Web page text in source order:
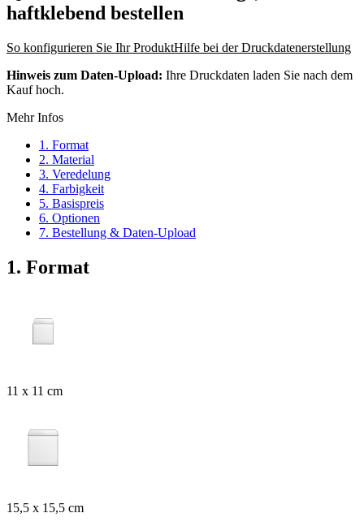
haftklebend bestellen
So konfigurieren Sie Ihr ProduktHilfe bei der Druckdatenerstellung
Hinweis zum Daten-Upload: Ihre Druckdaten laden Sie nach dem
Kauf hoch.
Mehr Infos
1. Format
2. Material
3. Veredelung
4. Farbigkeit
5. Basispreis
6. Optionen
7. Bestellung & Daten-Upload
1. Format
11 x 11 cm
15,5 x 15,5 cm